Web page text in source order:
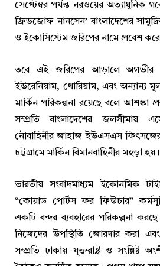
সেপ্টেম্বর পর্যন্ত নরওয়ের অত্যাধুনিক
ফ্রিডজোফ নানসেন’ বাংলাদেশের
ও ইকোসিস্টেম জরিপের নামে প্রবেশ
তবে এই জরিপের আড়ালে অগভীর
ইউরেনিয়াম, থোরিয়াম, এবং অন্যান্য
মার্কিন পরিকল্পনা রয়েছে বলে আশঙ্কা
সম্প্রতি বাংলাদেশের জলসীমায়
নৌবাহিনীর জাহাজ ইউএসএস
চট্টগ্রামে মার্কিন বিমানবাহিনীর মহড়া হয়।
ভারতীয় সংবাদমাধ্যম ইকোনমিক
“কোয়াড পোর্টস ফর ফিউচার”
একটি বন্দর ব্যবহারের পরিকল্পনা
নিজেদের উপস্থিতি জোরদার করা
সম্প্রতি ঢাকায় যুক্তরাষ্ট্র ও সংশ্লিষ্ট